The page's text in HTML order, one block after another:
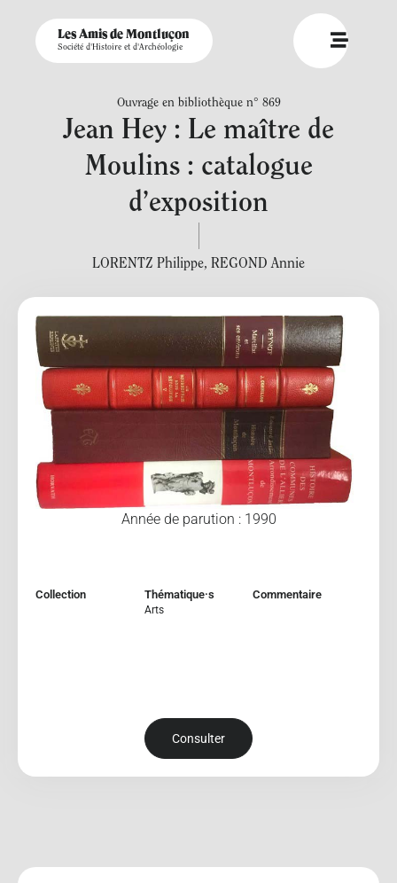
Les Amis de Montluçon
Société d'Histoire et d'Archéologie
Ouvrage en bibliothèque n° 869
Jean Hey : Le maître de
Moulins : catalogue
d’exposition
LORENTZ Philippe, REGOND Annie
Année de parution : 1990
Collection Thématique·s
Arts
Commentaire
Consulter